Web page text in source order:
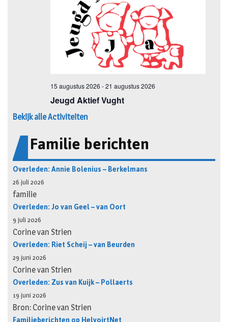
Bekijk alle Activiteiten
Familie berichten
Overleden: Annie Bolenius – Berkelmans
26 juli 2026
familie
Overleden: Jo van Geel – van Oort
9 juli 2026
Corine van Strien
Overleden: Riet Scheij – van Beurden
29 juni 2026
Corine van Strien
Overleden: Zus van Kuijk – Pollaerts
19 juni 2026
Bron: Corine van Strien